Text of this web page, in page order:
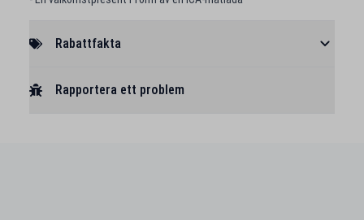
Rabattfakta
Rapportera ett problem